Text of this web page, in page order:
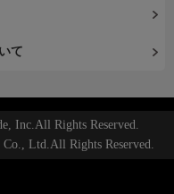
て
Inc.All Rights Reserved.
Ltd.All Rights Reserved.